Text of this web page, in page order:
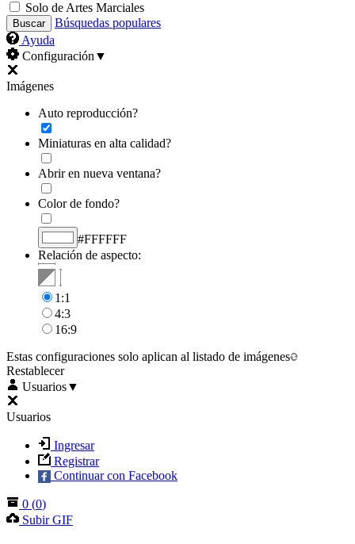
Solo de Artes Marciales
Búsquedas populares
Ayuda
Configuración ▼
Imágenes
Auto reproducción?
Miniaturas en alta calidad?
Abrir en nueva ventana?
Color de fondo?
#FFFFFF
Relación de aspecto:
1:1
4:3
16:9
Estas configuraciones solo aplican al listado de imágenes
Restablecer
Usuarios▼
Usuarios
Ingresar
Registrar
Continuar con Facebook
0 (0)
Subir GIF